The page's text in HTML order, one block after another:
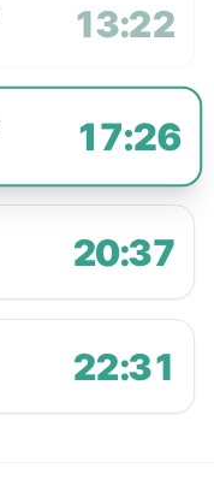
13:22
17:26
20:37
22:31